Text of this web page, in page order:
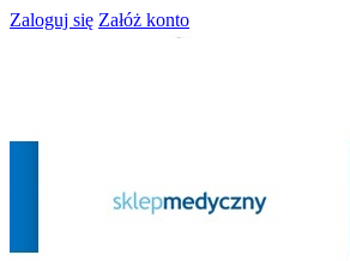
Zaloguj się Załóż konto